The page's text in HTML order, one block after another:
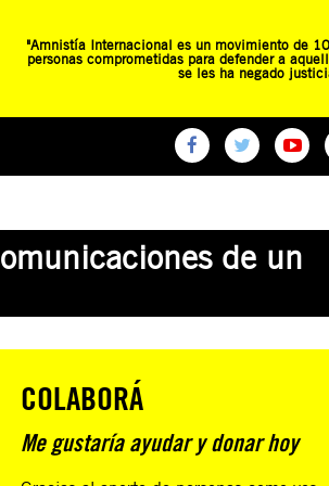
"Amnistía Internacional es un movimiento de
personas comprometidas para defender a
se les ha negado
de un
COLABORÁ
Me gustaría ayudar y donar hoy